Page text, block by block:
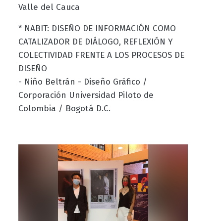
Valle del Cauca
* NABIT: DISEÑO DE INFORMACIÓN COMO
CATALIZADOR DE DIÁLOGO, REFLEXIÓN Y
COLECTIVIDAD FRENTE A LOS PROCESOS DE
DISEÑO
- Niño Beltrán - Diseño Gráfico /
Corporación Universidad Piloto de
Colombia / Bogotá D.C.